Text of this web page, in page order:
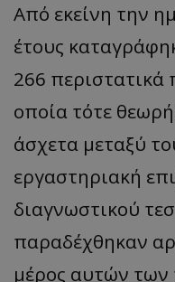
Από εκείνη την
έτους
266
οποία τότε
άσχετα μεταξύ
εργαστηριακή
διαγνωστικού
παραδέχθηκαν
μέρος αυτών των